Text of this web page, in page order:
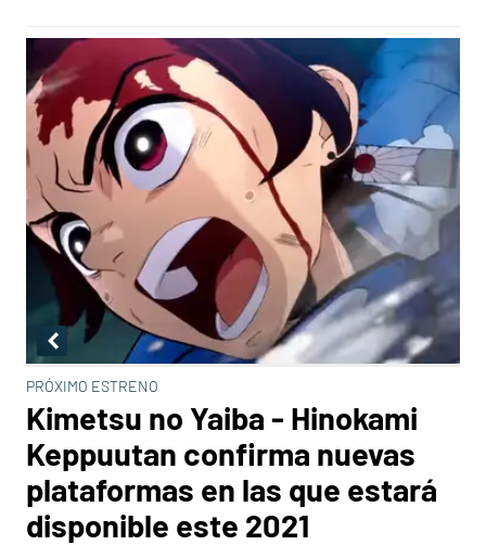
PRÓXIMO ESTRENO
Kimetsu no Yaiba - Hinokami
Keppuutan confirma nuevas
plataformas en las que estará
disponible este 2021